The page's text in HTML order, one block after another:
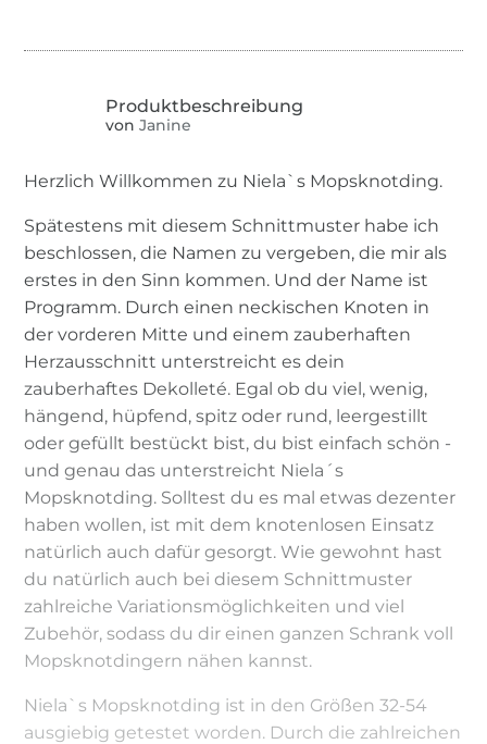
von Janine
Herzlich Willkommen zu Niela`s Mopsknotding.
Spätestens mit diesem Schnittmuster habe ich
beschlossen, die Namen zu vergeben, die mir als
erstes in den Sinn kommen. Und der Name ist
Programm. Durch einen neckischen Knoten in
der vorderen Mitte und einem zauberhaften
Herzausschnitt unterstreicht es dein
zauberhaftes Dekolleté. Egal ob du viel, wenig,
hängend, hüpfend, spitz oder rund, leergestillt
oder gefüllt bestückt bist, du bist einfach schön -
und genau das unterstreicht Niela´s
Mopsknotding. Solltest du es mal etwas dezenter
haben wollen, ist mit dem knotenlosen Einsatz
natürlich auch dafür gesorgt. Wie gewohnt hast
du natürlich auch bei diesem Schnittmuster
zahlreiche Variationsmöglichkeiten und viel
Zubehör, sodass du dir einen ganzen Schrank voll
Mopsknotdingern nähen kannst.
Niela`s Mopsknotding ist in den Größen 32-54
ausgiebig getestet worden. Durch die zahlreichen